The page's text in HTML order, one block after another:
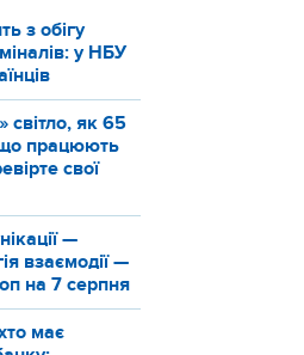
з обігу
у НБУ
світло, як 65
працюють
свої
—
взаємодії —
на 7 серпня
має